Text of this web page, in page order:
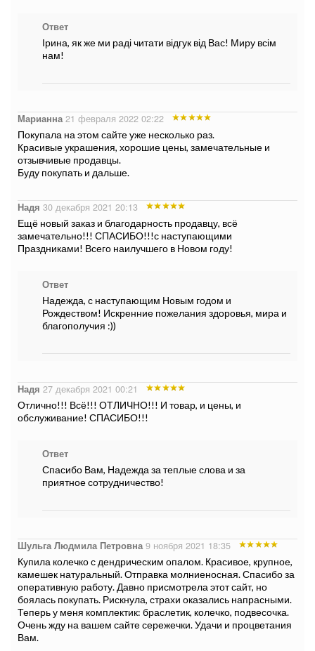
Ответ
Ірина, як же ми раді читати відгук від Вас! Миру всім
нам!
Марианна 21 февраля 2022 02:22
Покупала на этом сайте уже несколько раз.
Красивые украшения, хорошие цены, замечательные и
отзывчивые продавцы.
Буду покупать и дальше.
Надя 30 декабря 2021 20:13
Ещё новый заказ и благодарность продавцу, всё
замечательно!!! СПАСИБО!!!с наступающими
Праздниками! Всего наилучшего в Новом году!
Ответ
Надежда, с наступающим Новым годом и
Рождеством! Искренние пожелания здоровья, мира и
благополучия :))
Надя 27 декабря 2021 00:21
Отлично!!! Всё!!! ОТЛИЧНО!!! И товар, и цены, и
обслуживание! СПАСИБО!!!
Ответ
Спасибо Вам, Надежда за теплые слова и за
приятное сотрудничество!
Шульга Людмила Петровна 9 ноября 2021 18:35
Купила колечко с дендрическим опалом. Красивое, крупное,
камешек натуральный. Отправка молниеносная. Спасибо за
оперативную работу. Давно присмотрела этот сайт, но
боялась покупать. Рискнула, страхи оказались напрасными.
Теперь у меня комплектик: браслетик, колечко, подвесочка.
Очень жду на вашем сайте сережечки. Удачи и процветания
Вам.